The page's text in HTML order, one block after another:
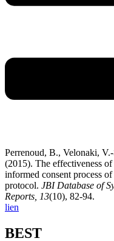
Perrenoud, B., Velonaki,
(2015). The effectiveness
informed consent process
protocol. JBI Database of
Reports, 13(10), 82-94.
lien
BEST